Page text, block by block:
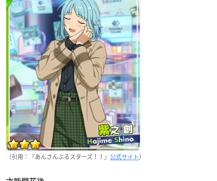
（引用：『あんさんぶるスターズ！！』 公式サイト）